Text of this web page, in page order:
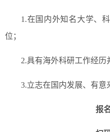
1.在国内外知名大学、
位；
2.具有海外科研工作经历
3.立志在国内发展、有意
报